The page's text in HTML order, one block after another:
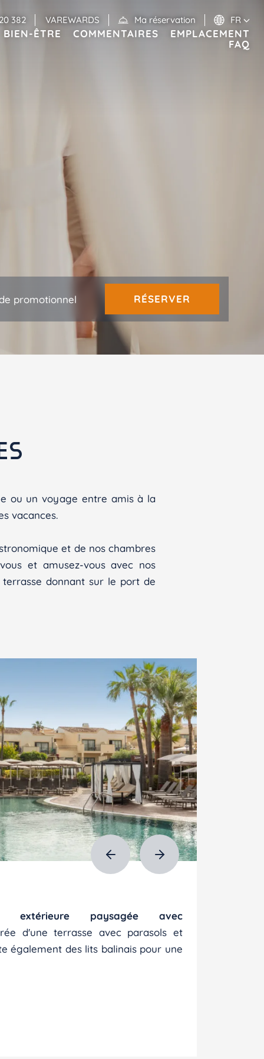
382 VAREWARDS Ma réservation FR
BIEN-ÊTRE COMMENTAIRES
EMPLACEMENT
FAQ
MEXIQUE
Valentin Imperial Riviera Maya
RÉSERVER
ou un voyage entre amis à la
vacances.
et de nos chambres
et amusez-vous avec nos
donnant sur le port de
extérieure paysagée avec
d'une terrasse avec parasols et
également des lits balinais pour une